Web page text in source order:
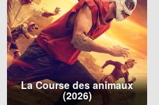
La Course des animaux
(2026)